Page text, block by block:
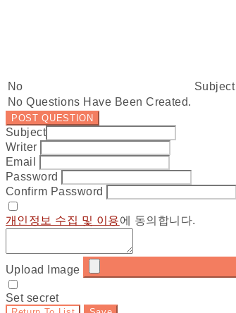
No Subject
No Questions Have Been Created.
POST QUESTION
Subject
Writer
Email
Password
Confirm Password
개인정보 수집 및 이용에 동의합니다.
Upload Image
Set secret